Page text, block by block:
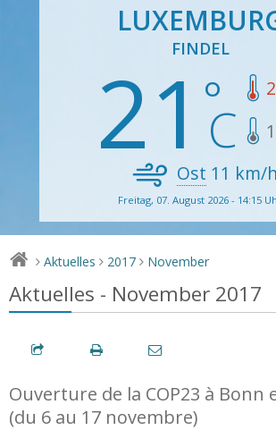
FINDEL
21Ost 11 km/h
Freitag, 07. August 2026 - 14:15
> Aktuelles > 2017 > November
Aktuelles - November 2017
Ouverture de la COP23 à Bonn
(du 6 au 17 novembre)